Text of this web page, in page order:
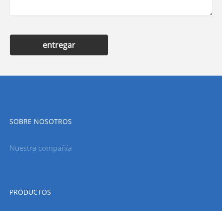
entregar
SOBRE NOSOTROS
Nuestra compañía
PRODUCTOS